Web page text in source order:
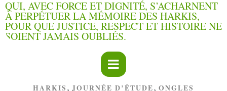
HARKIS , JOURNÉE D’ÉTUDE, ONGLES